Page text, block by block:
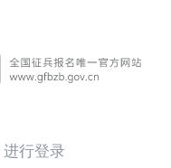
进行登录